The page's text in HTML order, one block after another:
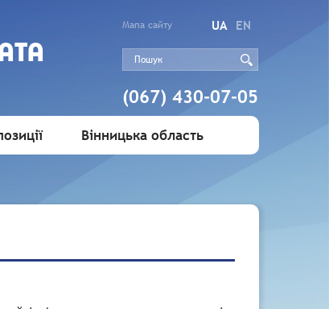
Мапа сайту UA EN
(067) 430-07-05
Вінницька область